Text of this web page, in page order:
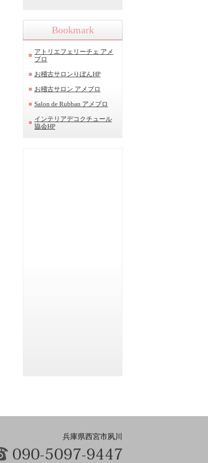
Bookmark
アトリエフェリーチェ アメ
ブロ
お稽古サロンりぼんHP
お稽古サロン アメブロ
Salon de Rubban アメブロ
インテリアデコクチュール
協会HP
兵庫県西宮市夙川